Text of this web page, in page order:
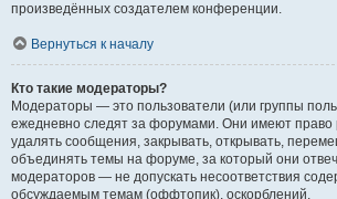
произведённых создателем конференции.
Вернуться к началу
Кто такие модераторы?
Модераторы — это пользователи (или группы
ежедневно следят за форумами. Они имеют право
удалять сообщения, закрывать, открывать,
объединять темы на форуме, за который они
модераторов — не допускать несоответствия
обсуждаемым темам (оффтопик), оскорблений.